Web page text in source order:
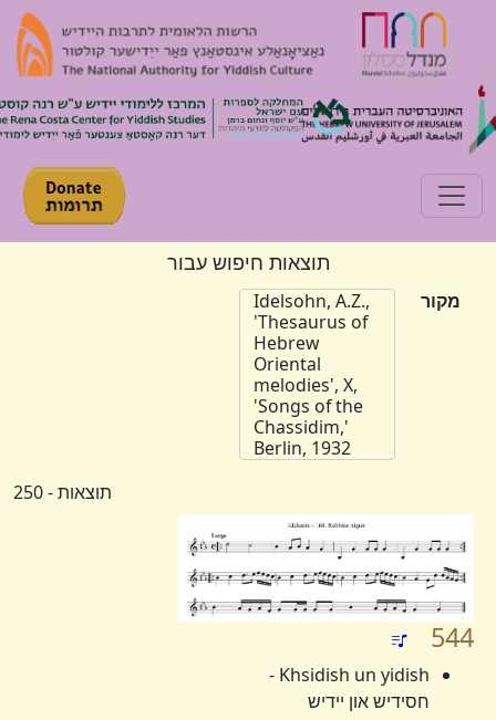
Toggle navigation
תוצאות חיפוש עבור
מקור
Idelsohn, A.Z.,
'Thesaurus of
Hebrew
Oriental
melodies', X,
'Songs of the
Chassidim,'
Berlin, 1932
תוצאות - 250
544
Khsidish un yidish -
חסידיש און יידיש